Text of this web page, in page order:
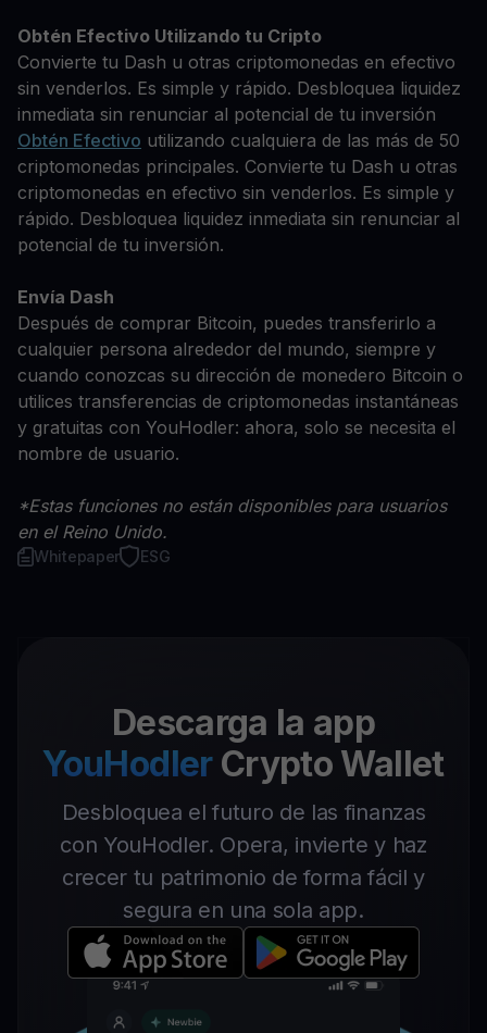
Obtén Efectivo Utilizando tu Cripto
Convierte tu Dash u otras criptomonedas en efectivo
sin venderlos. Es simple y rápido. Desbloquea liquidez
inmediata sin renunciar al potencial de tu inversión
Obtén Efectivo utilizando cualquiera de las más de 50
criptomonedas principales. Convierte tu Dash u otras
criptomonedas en efectivo sin venderlos. Es simple y
rápido. Desbloquea liquidez inmediata sin renunciar al
potencial de tu inversión.
Envía Dash
Después de comprar Bitcoin, puedes transferirlo a
cualquier persona alrededor del mundo, siempre y
cuando conozcas su dirección de monedero Bitcoin o
utilices transferencias de criptomonedas instantáneas
y gratuitas con YouHodler: ahora, solo se necesita el
nombre de usuario.
*Estas funciones no están disponibles para usuarios
en el Reino Unido.
Whitepaper ESG
Descarga la app
YouHodler Crypto Wallet
Desbloquea el futuro de las finanzas
con YouHodler. Opera, invierte y haz
crecer tu patrimonio de forma fácil y
segura en una sola app.